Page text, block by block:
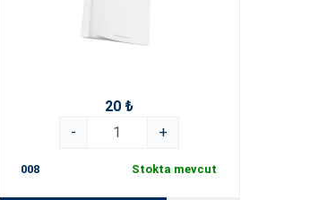
20 ₺
-
+
008 Stokta mevcut